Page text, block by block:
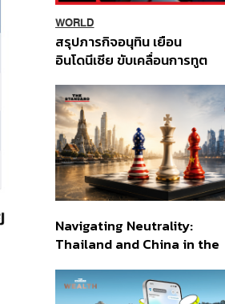
WORLD
สรุปภารกิจอนุทิน เยือน
อินโดนีเซีย ขับเคลื่อนการทูต
ส่วนยุทธศาสตร์ไทย –
อินโดนีเซีย
Navigating Neutrality:
Thailand and China in the
Order